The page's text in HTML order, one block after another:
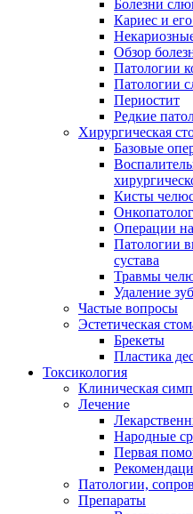
Болезни
Кариес и
Обзор
Патологии
Патологии
Периостит
Редкие
Хирургическая
Базовые
Кисты
Операции
Патологии
сустава
Травмы
Удаление
Частые вопросы
Эстетическая
Брекеты
Пластика
Токсикология
Клиническая
Лечение
Народные
Первая
Патологии,
Препараты